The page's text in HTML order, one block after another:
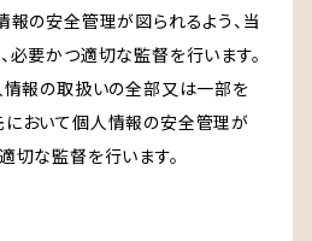
報の安全管理が図られるよう、当
必要かつ適切な監督を行います。
情報の取扱いの全部又は一部を
において個人情報の安全管理が
切な監督を行います。